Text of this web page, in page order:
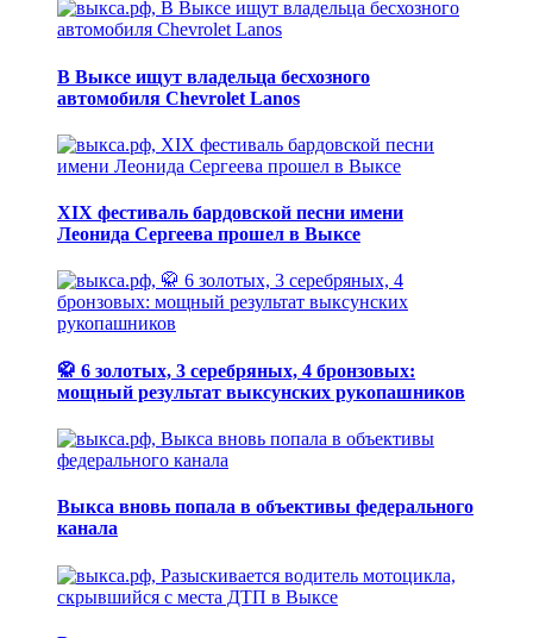
В Выксе ищут владельца бесхозного
автомобиля Chevrolet Lanos
XIX фестиваль бардовской песни имени
Леонида Сергеева прошел в Выксе
🥋 6 золотых, 3 серебряных, 4 бронзовых:
мощный результат выксунских рукопашников
Выкса вновь попала в объективы федерального
канала